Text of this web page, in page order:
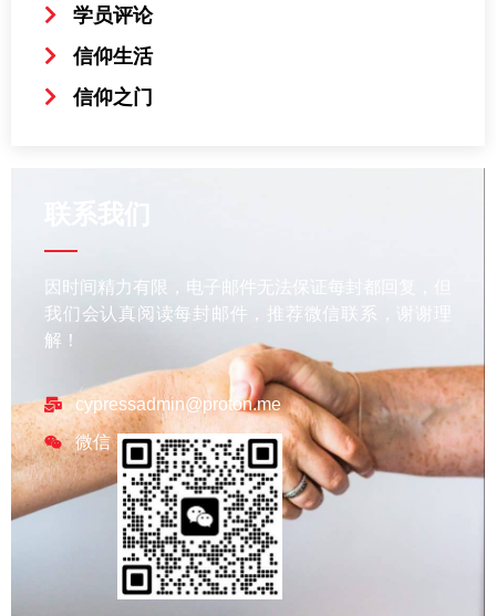
学员评论
信仰生活
信仰之门
因时间精力有限，电子邮件无法保证每封都回复，但
我们会认真阅读每封邮件，推荐微信联系，谢谢理
解！
cypressadmin@proton.me
微信